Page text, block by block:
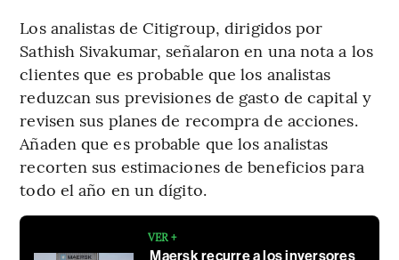
Los analistas de Citigroup, dirigidos por
Sathish Sivakumar, señalaron en una nota a los
clientes que es probable que los analistas
reduzcan sus previsiones de gasto de capital y
revisen sus planes de recompra de acciones.
Añaden que es probable que los analistas
recorten sus estimaciones de beneficios para
todo el año en un dígito.
VER +
Maersk recurre a los inversores